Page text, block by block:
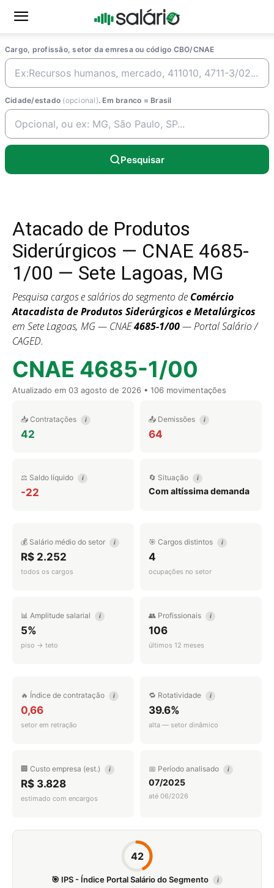
Cargo, profissão, setor da emresa ou código CBO/CNAE
Cidade/estado (opcional). Em branco = Brasil
Pesquisar
Atacado de Produtos
Siderúrgicos — CNAE 4685-
1/00 — Sete Lagoas, MG
Pesquisa cargos e salários do segmento de Comércio
Atacadista de Produtos Siderúrgicos e Metalúrgicos
em Sete Lagoas, MG — CNAE4685-1/00— Portal Salário /
CAGED.
CNAE 4685-1/00
Atualizado em 03 agosto de 2026 • 106 movimentações
📥 Contratações i
42
📤 Demissões i
64
⚖️ Saldo líquido i
-22
🔄 Situação i
Com altíssima demanda
💰 Salário médio do setor i
R$ 2.252
todos os cargos
🎯 Cargos distintos i
4
ocupações no setor
📊 Amplitude salarial i
5%
piso → teto
👥 Profissionais i
106
últimos 12 meses
🔥 Índice de contratação i
0,66
setor em retração
🔁 Rotatividade i
39.6%
alta — setor dinâmico
🏢 Custo empresa (est.) i
R$ 3.828
estimado com encargos
📅 Período analisado i
07/2025
até 06/2026
42
🎯 IPS - Índice Portal Salário do Segmento i